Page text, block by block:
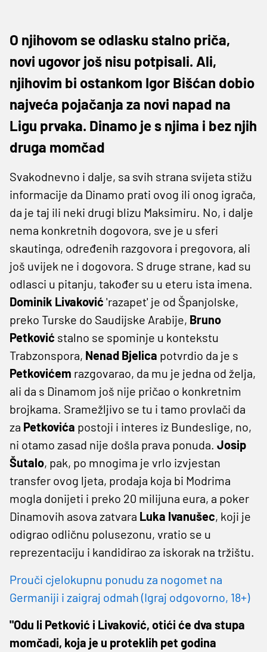
O njihovom se odlasku stalno priča,
novi ugovor još nisu potpisali. Ali,
njihovim bi ostankom Igor Bišćan dobio
najveća pojačanja za novi napad na
Ligu prvaka. Dinamo je s njima i bez njih
druga momčad
Svakodnevno i dalje, sa svih strana svijeta stižu
informacije da Dinamo prati ovog ili onog igrača,
da je taj ili neki drugi blizu Maksimiru. No, i dalje
nema konkretnih dogovora, sve je u sferi
skautinga, određenih razgovora i pregovora, ali
još uvijek ne i dogovora. S druge strane, kad su
odlasci u pitanju, također su u eteru ista imena.
Dominik Livaković 'razapet' je od Španjolske,
preko Turske do Saudijske Arabije, Bruno
Petković stalno se spominje u kontekstu
Trabzonspora, Nenad Bjelica potvrdio da je s
Petkovićem razgovarao, da mu je jedna od želja,
ali da s Dinamom još nije pričao o konkretnim
brojkama. Sramežljivo se tu i tamo provlači da
za Petkovića postoji i interes iz Bundeslige, no,
ni otamo zasad nije došla prava ponuda. Josip
Šutalo, pak, po mnogima je vrlo izvjestan
transfer ovog ljeta, prodaja koja bi Modrima
mogla donijeti i preko 20 milijuna eura, a poker
Dinamovih asova zatvara Luka Ivanušec, koji je
odigrao odličnu polusezonu, vratio se u
reprezentaciju i kandidirao za iskorak na tržištu.
Prouči cjelokupnu ponudu za nogomet na
Germaniji i zaigraj odmah (Igraj odgovorno, 18+)
"Odu li Petković i Livaković, otići će dva stupa
momčadi, koja je u proteklih pet godina